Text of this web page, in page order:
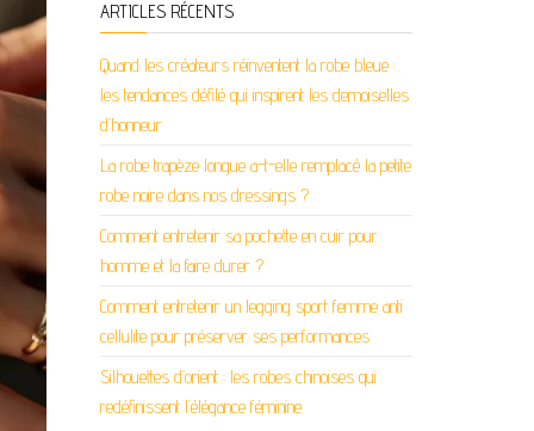
ARTICLES RÉCENTS
Quand les créateurs réinventent la robe bleue :
les tendances défilé qui inspirent les demoiselles
d’honneur
La robe trapèze longue a-t-elle remplacé la petite
robe noire dans nos dressings ?
Comment entretenir sa pochette en cuir pour
homme et la faire durer ?
Comment entretenir un legging sport femme anti
cellulite pour préserver ses performances
Silhouettes d’orient : les robes chinoises qui
redéfinissent l’élégance féminine